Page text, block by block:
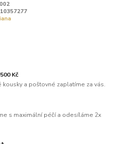
Kč
a poštovné zaplatíme za vás.
s maximální péčí a odesíláme 2x